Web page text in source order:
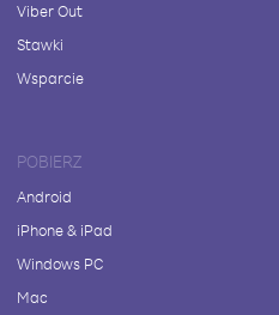
Viber Out
Stawki
Wsparcie
POBIERZ
Android
iPhone & iPad
Windows PC
Mac